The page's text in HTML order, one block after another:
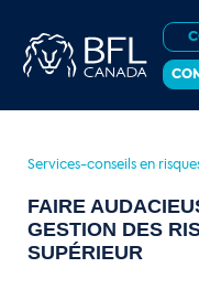
Services-conseils en
FAIRE
GESTION DES
SUPÉRIEUR